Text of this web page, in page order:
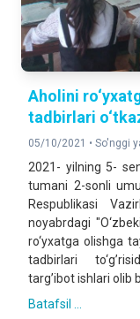
Aholini
tadbirlari
05/10/2021 • So'nggi
2021- yilning 5-
tumani 2-sonli
Respublikasi
noyabrdagi
ro‘yxatga olishga
tadbirlari
targ’ibot ishlari olib
Batafsil ...